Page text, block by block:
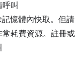
叫
憶體內快取。但請
耗費資源。註冊或